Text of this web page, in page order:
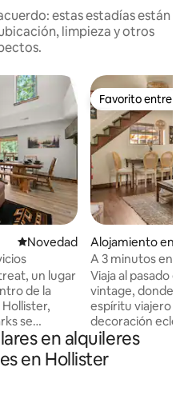
estas estadías están
limpieza y otros
Lugar para hospedarse
Novedad
un lugar
de la
se
inigualable.
Rock Lake
los
Favorito entre
Favorito entre
Alojamiento en
A 3 minutos en
| Jacuzzi
Viaja al pasado
vintage, donde la
espíritu viajero se
decoración
acogedoras y un
este refugio
viajeros que
en alquileres
en Hollister